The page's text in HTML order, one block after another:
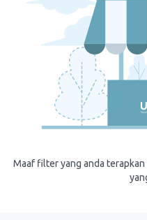
Maaf filter yang anda